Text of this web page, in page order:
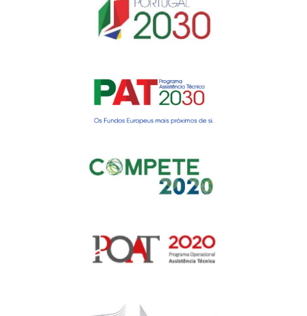
Gerir o Consentimento de
Para fornecer as melhores experiências, usamos tecnologias como